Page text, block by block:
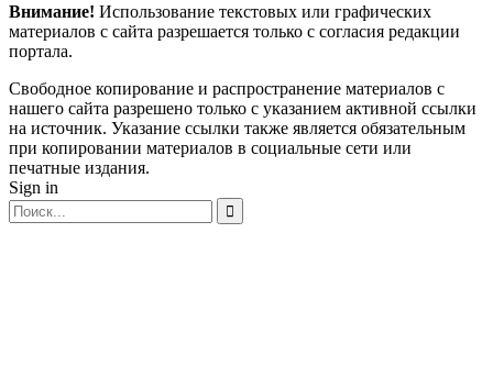
Внимание! Использование текстовых или графических
материалов с сайта разрешается только c согласия редакции
портала.
Свободное копирование и распространение материалов с
нашего сайта разрешено только с указанием активной ссылки
на источник. Указание ссылки также является обязательным
при копировании материалов в социальные сети или
печатные издания.
Sign in